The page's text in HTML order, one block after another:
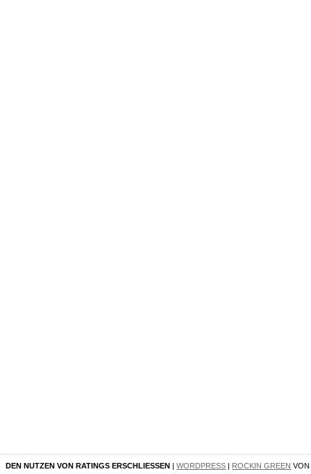
DEN NUTZEN VON RATINGS ERSCHLIESSEN |WORDPRESS | ROCKIN GREEN